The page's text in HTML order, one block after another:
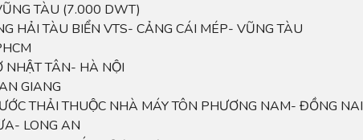
TÀU (7.000 DWT)
HẢI TÀU BIỂN VTS- CẢNG CÁI MÉP- VŨNG TÀU
NHẬT TÂN- HÀ NỘI
GIANG
THẢI THUỘC NHÀ MÁY TÔN PHƯƠNG NAM- ĐỒNG NAI
LONG AN